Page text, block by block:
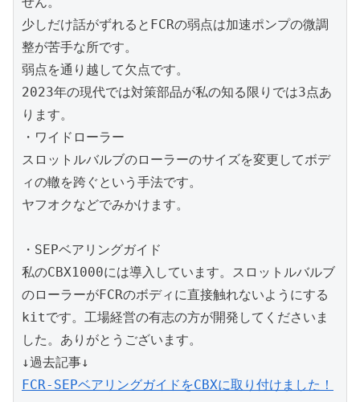
少しだけ話がずれるとFCRの弱点は加速ポンプの微調
整が苦手な所です。
弱点を通り越して欠点です。
2023年の現代では対策部品が私の知る限りでは3点あ
ります。
・ワイドローラー
スロットルバルブのローラーのサイズを変更してボデ
ィの轍を跨ぐという手法です。
ヤフオクなどでみかけます。
・SEPベアリングガイド
私のCBX1000には導入しています。スロットルバルブ
のローラーがFCRのボディに直接触れないようにする
kitです。工場経営の有志の方が開発してくださいま
した。ありがとうございます。
FCR-SEPベアリングガイドをCBXに取り付けました！